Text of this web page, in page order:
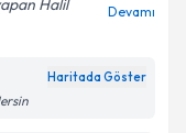
Aydınlatma
belirtilen
Halil
Devamı
Haritada Göster